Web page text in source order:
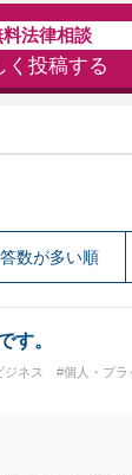
料法律相談
く投稿する
数が多い順
す。
ジネス #個人・プラ